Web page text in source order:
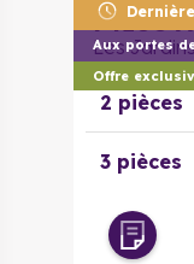
Aux portes
Offre
74100
2 pièces
3 pièces